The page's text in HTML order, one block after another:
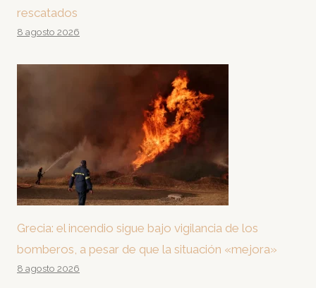
rescatados
8 agosto 2026
Grecia: el incendio sigue bajo vigilancia de los
bomberos, a pesar de que la situación «mejora»
8 agosto 2026